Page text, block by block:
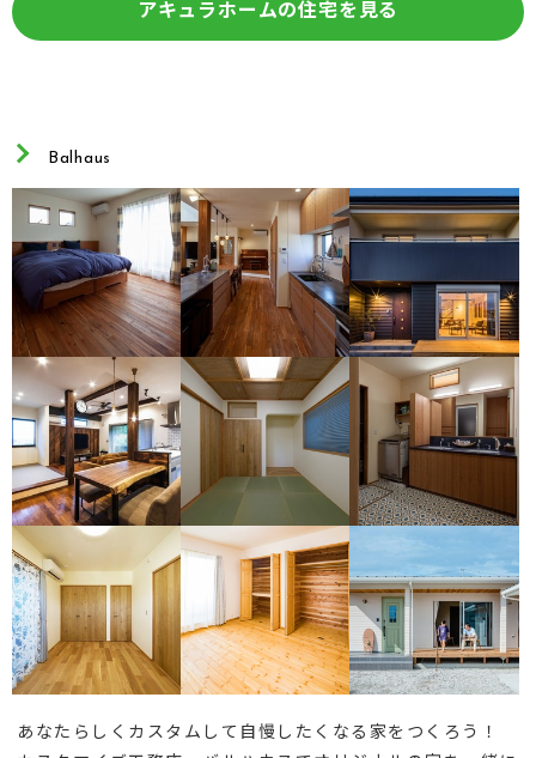
アキュラホームの住宅を見る
Balhaus
あなたらしくカスタムして自慢したくなる家をつくろう！